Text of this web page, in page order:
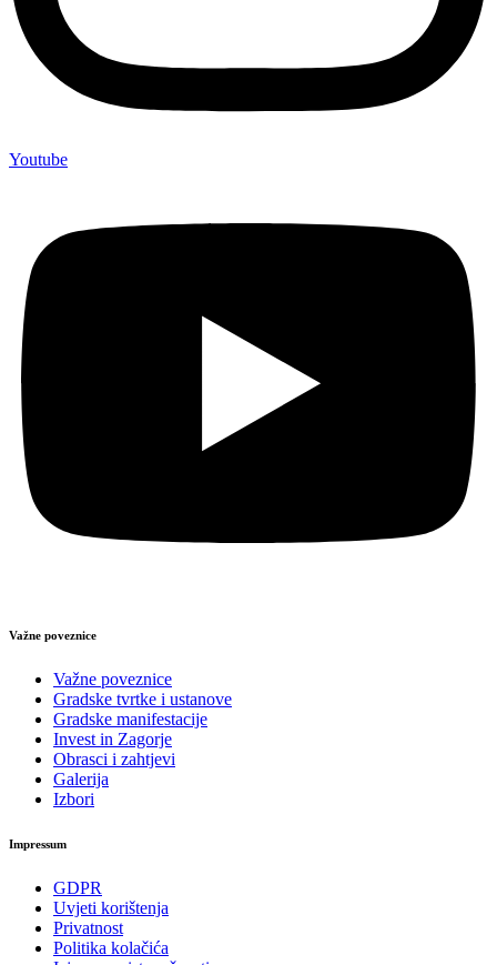
Youtube
Važne poveznice
Važne poveznice
Gradske tvrtke i ustanove
Gradske manifestacije
Invest in Zagorje
Obrasci i zahtjevi
Galerija
Izbori
Impressum
GDPR
Uvjeti korištenja
Privatnost
Politika kolačića